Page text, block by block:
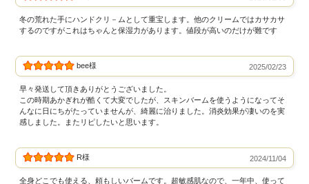
冬の荒れた手にハンドクリ－ムとして重宝します。他のクリームではカサカサ
するのですがこれはちゃんと保湿力があります。値段が高いのだけが難です
bee様 2025/02/23
早々発送して頂きありがとうございました。
この時期あかぎれが酷くて大変でしたが、スキンバームを使うようになってそ
んなに日にちがたっていませんが、綺麗に治りました。消炎効果が凄いのを実
感しました。またリピしたいと思います。
R様 2024/11/04
全身どこでも使える、頼もしいバームです。超敏感肌なので、一年中、使って